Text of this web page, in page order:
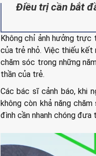
Điều trị cần bắt
Không chỉ ảnh hưởng
của trẻ nhỏ. Việc thiếu kết
chăm sóc trong những
thần của trẻ.
Các bác sĩ cảnh báo, khi
không còn khả năng
đình cần nhanh chóng